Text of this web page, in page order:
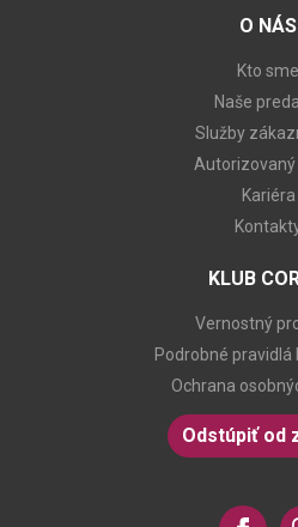
O NÁS
Kto sme
Naše
Služby
Autorizovaný
Kariéra
KLUB
Vernostný
Podrobné pravidlá
Ochrana
Odstúpiť od